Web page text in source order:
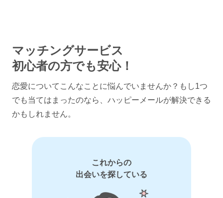
マッチングサービス
初心者の方でも安心！
恋愛についてこんなことに悩んでいませんか？ もし1つ
でも当てはまったのなら、ハッピーメールが解決できる
かもしれません。
これからの
出会いを探している